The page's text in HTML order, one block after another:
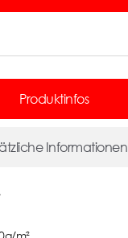
Produktinfos
Informationen